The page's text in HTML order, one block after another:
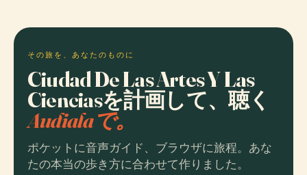
その旅を、あなたのものに
Ciudad De Las Artes Y Las
Cienciasを計画して、聴く
Audialaで。
ポケットに音声ガイド、ブラウザに旅程。あな
たの本当の歩き方に合わせて作りました。